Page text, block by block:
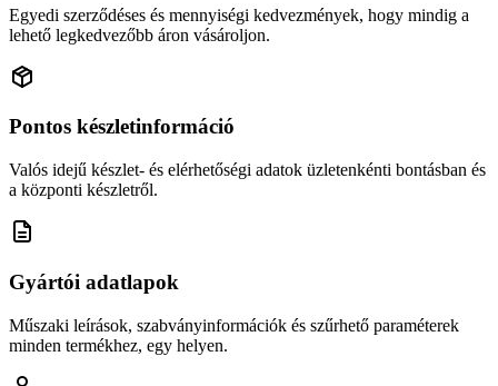
Egyedi szerződéses és mennyiségi kedvezmények, hogy mindig a
lehető legkedvezőbb áron vásároljon.
Pontos készletinformáció
Valós idejű készlet- és elérhetőségi adatok üzletenkénti bontásban és
a központi készletről.
Gyártói adatlapok
Műszaki leírások, szabványinformációk és szűrhető paraméterek
minden termékhez, egy helyen.